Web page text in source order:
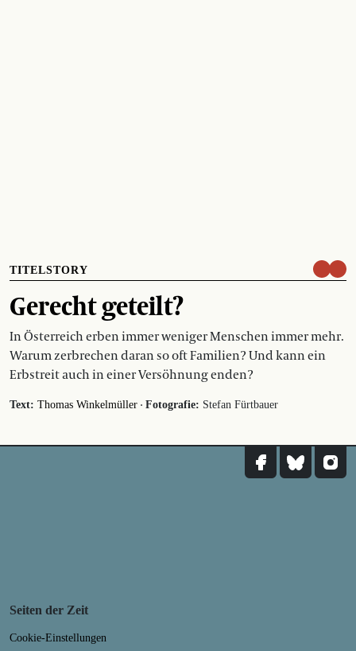
TITELSTORY
Gerecht geteilt?
In Österreich erben immer weniger Menschen immer mehr.
Warum zerbrechen daran so oft Familien? Und kann ein
Erbstreit auch in einer Versöhnung enden?
Text: Thomas Winkelmüller · Fotografie: Stefan Fürtbauer
Seiten der Zeit
Cookie-Einstellungen